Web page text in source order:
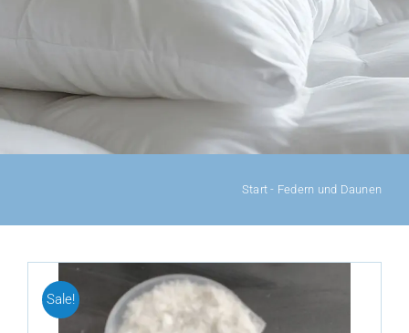
Start - Federn und Daunen
Sale!